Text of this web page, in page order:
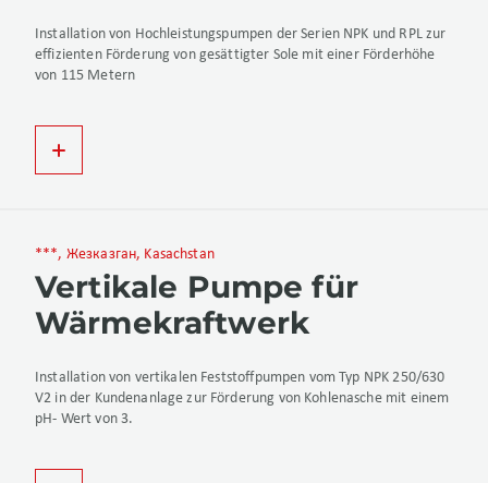
Installation von Hochleistungspumpen der Serien NPK und RPL zur
effizienten Förderung von gesättigter Sole mit einer Förderhöhe
von 115 Metern
***, Жезказган, Kasachstan
Vertikale Pumpe für
Wärmekraftwerk
Installation von vertikalen Feststoffpumpen vom Typ NPK 250/630
V2 in der Kundenanlage zur Förderung von Kohlenasche mit einem
pH- Wert von 3.